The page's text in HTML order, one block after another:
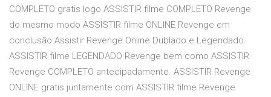
COMPLETO gratis logo ASSISTIR filme COMPLETO Revenge
do mesmo modo ASSISTIR filme ONLINE Revenge em
conclusão Assistir Revenge Online Dublado e Legendado
ASSISTIR filme LEGENDADO Revenge bem como ASSISTIR
Revenge COMPLETO antecipadamente. ASSISTIR Revenge
ONLINE gratis juntamente com ASSISTIR filme Revenge